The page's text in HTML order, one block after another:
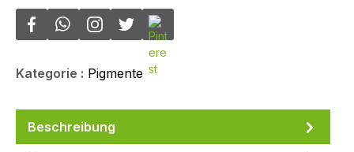
Kategorie : Pigmente
Beschreibung